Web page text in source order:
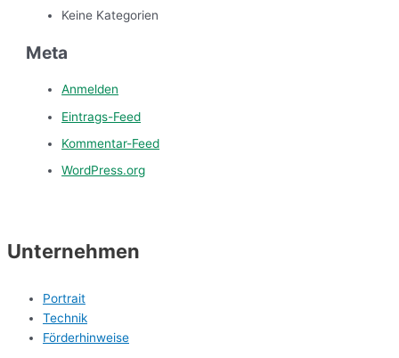
Keine Kategorien
Meta
Anmelden
Eintrags-Feed
Kommentar-Feed
WordPress.org
Unternehmen
Portrait
Technik
Förderhinweise